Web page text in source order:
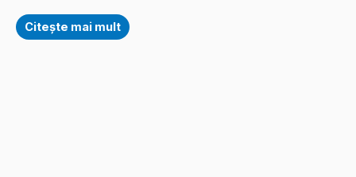
Citește mai mult